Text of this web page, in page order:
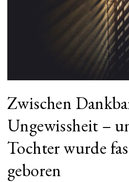
Zwischen
Ungewissheit –
Tochter wurde
geboren